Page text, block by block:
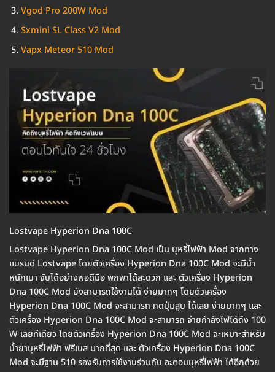
Vgod Pro 200W Mod
Sxmini SL Class V2 Mod
Vapx Meteor 510 Mod
Lostvape Hyperion Dna 100C
Lostvape Hyperion Dna 100C Mod เป็น บุหรี่ไฟฟ้า Mod จากทาง
แบรนด์ Lostvape โดยตัวเครื่อง Hyperion Dna 100C Mod จะมีน้ำ
หนักเบา จับได้อย่างพอดีมือ พกพาได้สะดวก และ ตัวเครื่อง Hyperion
Dna 100C Mod ยังสามารถใช้งานได้ ง่ายมากๆ โดยตัวเครื่อง
Hyperion Dna 100C Mod จะสามารถ กดปุ่มสูบ ได้เลย ง่ายมากๆ และ
ตัวเครื่อง Hyperion Dna 100C Mod จะสามารถ จ่ายกำลังไฟได้ถึง 100
W เลยทีเดียว โดยตัวเครื่อง Hyperion Dna 100C Mod จะเหมาะสำหรับ
น้ำยาบุหรี่ไฟฟ้า ฟรีเบส มากที่สุด และ ตัวเครื่อง Hyperion Dna 100C
Mod จะมีฐาน 510 รองรับการใช้งานร่วมกับ อะตอมบุหรี่ไฟฟ้า ได้อีกด้วย